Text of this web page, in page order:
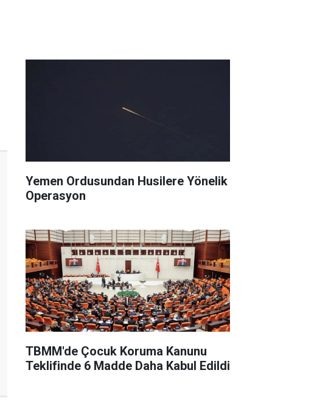
Yemen Ordusundan Husilere Yönelik
Operasyon
TBMM'de Çocuk Koruma Kanunu
Teklifinde 6 Madde Daha Kabul Edildi